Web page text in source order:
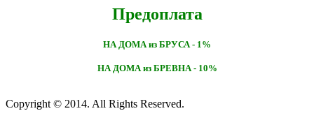
Предоплата
НА ДОМА из БРУСА - 1%
НА ДОМА из БРЕВНА - 10%
Copyright © 2014. All Rights Reserved.